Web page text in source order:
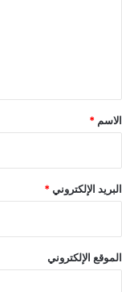
*
الاسم *
البريد الإلكتروني*
الموقع الإلكتروني